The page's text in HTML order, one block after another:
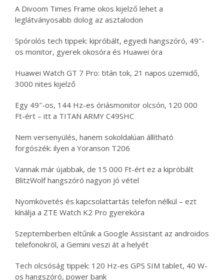
A Divoom Times Frame okos kijelző lehet a
leglátványosabb dolog az asztalodon
Spórolós tech tippek: kipróbált, egyedi hangszóró, 49″-
os monitor, gyerek okosóra és Huawei óra
Huawei Watch GT 7 Pro: titán tok, 21 napos üzemidő,
3000 nites kijelző
Egy 49″-os, 144 Hz-es óriásmonitor olcsón, 120 000
Ft-ért – itt a TITAN ARMY C49SHC
Nem versenyülés, hanem sokoldalúan állítható
forgószék: ilyen a Yoranson T206
Vannak már újabbak, de 15 000 Ft-ért ez a kipróbált
BlitzWolf hangszóró nagyon jó vétel
Nyomkövetés és kapcsolattartás telefon nélkül – ezt
kínálja a ZTE Watch K2 Pro gyerekóra
Szeptemberben eltűnik a Google Assistant az androidos
telefonokról, a Gemini veszi át a helyét
Tech olcsóság tippek: 120 Hz-es GPS SIM tablet, 40 W-
os hangszóró, power bank